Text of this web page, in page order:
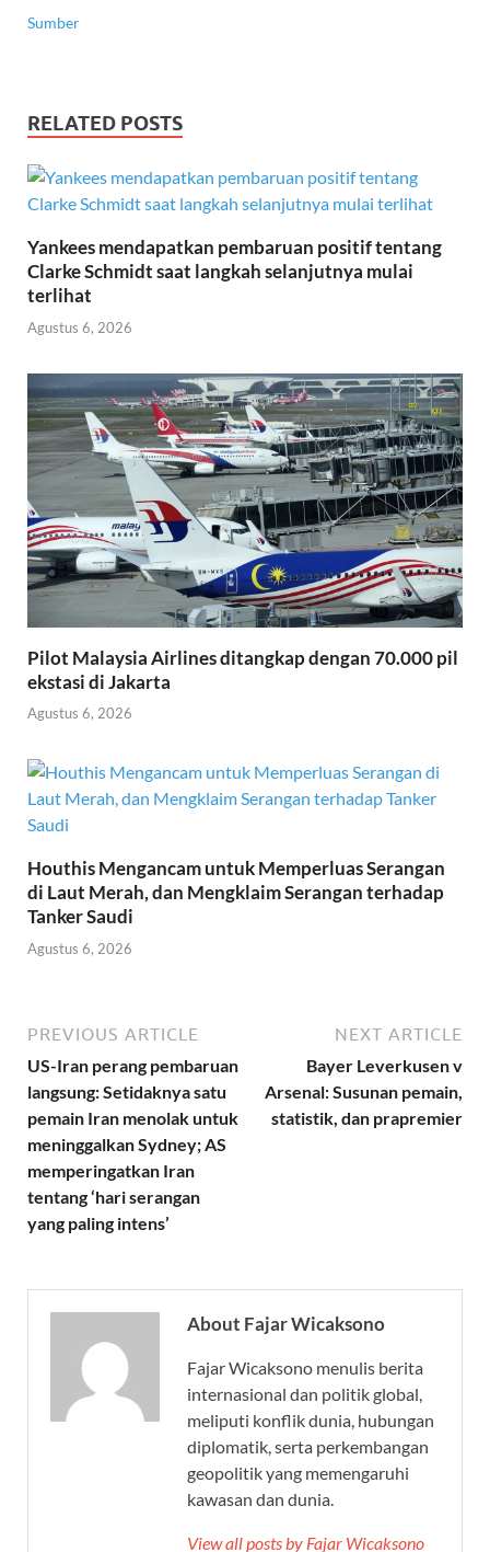
Sumber
RELATED POSTS
Yankees mendapatkan pembaruan positif tentang
Clarke Schmidt saat langkah selanjutnya mulai
terlihat
Agustus 6, 2026
Pilot Malaysia Airlines ditangkap dengan 70.000 pil
ekstasi di Jakarta
Agustus 6, 2026
Houthis Mengancam untuk Memperluas Serangan
di Laut Merah, dan Mengklaim Serangan terhadap
Tanker Saudi
Agustus 6, 2026
PREVIOUS ARTICLE
US-Iran perang pembaruan
langsung: Setidaknya satu
pemain Iran menolak untuk
meninggalkan Sydney; AS
memperingatkan Iran
tentang ‘hari serangan
yang paling intens’
NEXT ARTICLE
Bayer Leverkusen v
Arsenal: Susunan pemain,
statistik, dan prapremier
About Fajar Wicaksono
Fajar Wicaksono menulis berita
internasional dan politik global,
meliputi konflik dunia, hubungan
diplomatik, serta perkembangan
geopolitik yang memengaruhi
kawasan dan dunia.
View all posts by Fajar Wicaksono